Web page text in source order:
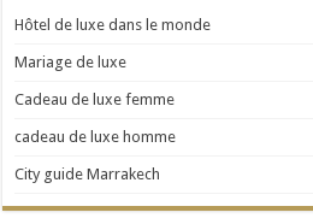
Hôtel de luxe dans le monde
Mariage de luxe
Cadeau de luxe femme
cadeau de luxe homme
City guide Marrakech